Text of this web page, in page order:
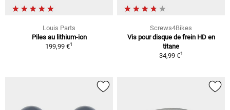
Louis Parts
Piles au lithium-ion
199,99 €1
Screws4Bikes
Vis pour disque de frein HD en
titane
34,99 €1